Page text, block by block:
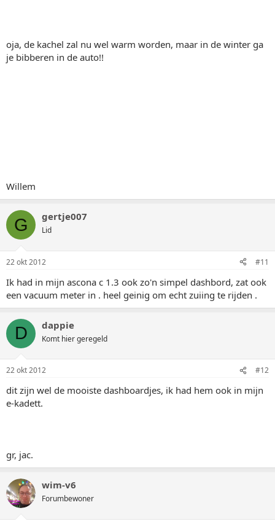
oja, de kachel zal nu wel warm worden, maar in de winter ga
je bibberen in de auto!!
Willem
G gertje007
Lid
22 okt 2012 #11
Ik had in mijn ascona c 1.3 ook zo'n simpel dashbord, zat ook
een vacuum meter in . heel geinig om echt zuiing te rijden .
D dappie
Komt hier geregeld
22 okt 2012 #12
dit zijn wel de mooiste dashboardjes, ik had hem ook in mijn
e-kadett.
gr, jac.
wim-v6
Forumbewoner